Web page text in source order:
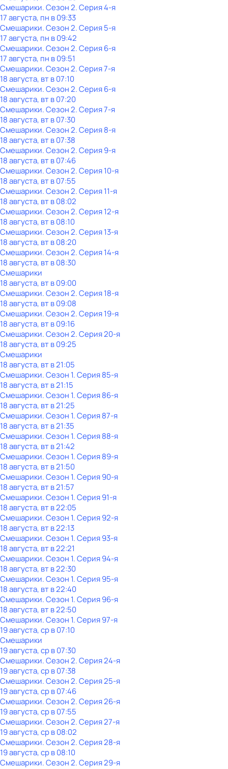
Смешарики. Сезон 2. Серия 4-я
17 августа, пн в 09:33
Смешарики. Сезон 2. Серия 5-я
17 августа, пн в 09:42
Смешарики. Сезон 2. Серия 6-я
17 августа, пн в 09:51
Смешарики. Сезон 2. Серия 7-я
18 августа, вт в 07:10
Смешарики. Сезон 2. Серия 6-я
18 августа, вт в 07:20
Смешарики. Сезон 2. Серия 7-я
18 августа, вт в 07:30
Смешарики. Сезон 2. Серия 8-я
18 августа, вт в 07:38
Смешарики. Сезон 2. Серия 9-я
18 августа, вт в 07:46
Смешарики. Сезон 2. Серия 10-я
18 августа, вт в 07:55
Смешарики. Сезон 2. Серия 11-я
18 августа, вт в 08:02
Смешарики. Сезон 2. Серия 12-я
18 августа, вт в 08:10
Смешарики. Сезон 2. Серия 13-я
18 августа, вт в 08:20
Смешарики. Сезон 2. Серия 14-я
18 августа, вт в 08:30
Смешарики
18 августа, вт в 09:00
Смешарики. Сезон 2. Серия 18-я
18 августа, вт в 09:08
Смешарики. Сезон 2. Серия 19-я
18 августа, вт в 09:16
Смешарики. Сезон 2. Серия 20-я
18 августа, вт в 09:25
Смешарики
18 августа, вт в 21:05
Смешарики. Сезон 1. Серия 85-я
18 августа, вт в 21:15
Смешарики. Сезон 1. Серия 86-я
18 августа, вт в 21:25
Смешарики. Сезон 1. Серия 87-я
18 августа, вт в 21:35
Смешарики. Сезон 1. Серия 88-я
18 августа, вт в 21:42
Смешарики. Сезон 1. Серия 89-я
18 августа, вт в 21:50
Смешарики. Сезон 1. Серия 90-я
18 августа, вт в 21:57
Смешарики. Сезон 1. Серия 91-я
18 августа, вт в 22:05
Смешарики. Сезон 1. Серия 92-я
18 августа, вт в 22:13
Смешарики. Сезон 1. Серия 93-я
18 августа, вт в 22:21
Смешарики. Сезон 1. Серия 94-я
18 августа, вт в 22:30
Смешарики. Сезон 1. Серия 95-я
18 августа, вт в 22:40
Смешарики. Сезон 1. Серия 96-я
18 августа, вт в 22:50
Смешарики. Сезон 1. Серия 97-я
19 августа, ср в 07:10
Смешарики
19 августа, ср в 07:30
Смешарики. Сезон 2. Серия 24-я
19 августа, ср в 07:38
Смешарики. Сезон 2. Серия 25-я
19 августа, ср в 07:46
Смешарики. Сезон 2. Серия 26-я
19 августа, ср в 07:55
Смешарики. Сезон 2. Серия 27-я
19 августа, ср в 08:02
Смешарики. Сезон 2. Серия 28-я
19 августа, ср в 08:10
Смешарики. Сезон 2. Серия 29-я